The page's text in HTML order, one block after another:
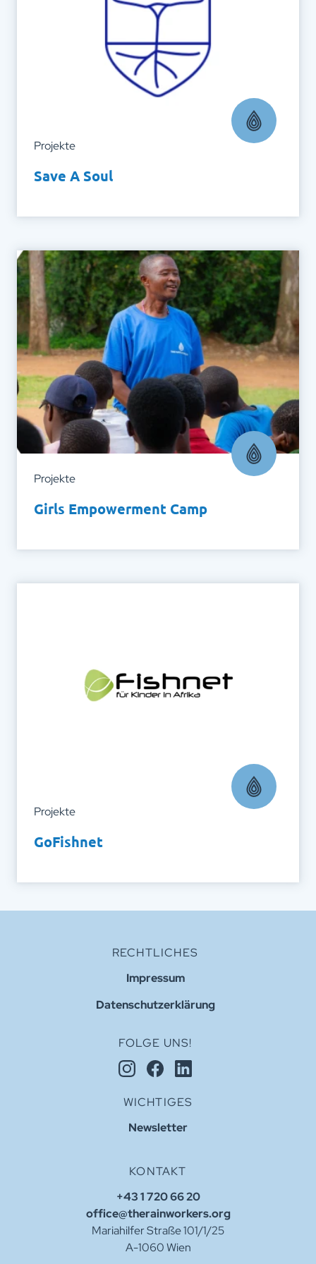
policy/
Projekte
Save A Soul
Projekte
Girls Empowerment Camp
Projekte
GoFishnet
RECHTLICHES
Impressum
Datenschutzerklärung
FOLGE UNS!
WICHTIGES
Newsletter
KONTAKT
+43 1 720 66 20
office@therainworkers.org
Mariahilfer Straße 101/1/25
A-1060 Wien